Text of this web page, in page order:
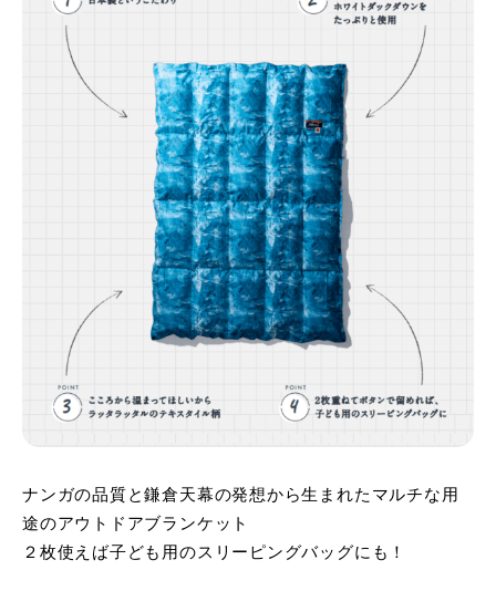
ナンガの品質と鎌倉天幕の発想から生まれたマルチな用
途のアウトドアブランケット
２枚使えば子ども用のスリーピングバッグにも！